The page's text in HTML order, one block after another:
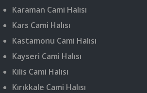
Karaman Cami Halısı
Kars Cami Halısı
Kastamonu Cami Halısı
Kayseri Cami Halısı
Kilis Cami Halısı
Kırıkkale Cami Halısı